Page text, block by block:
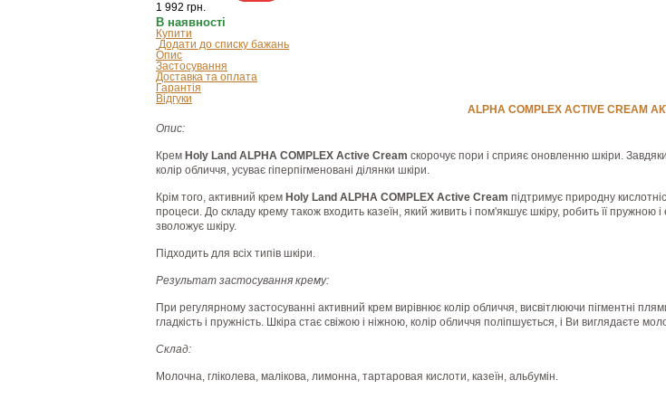
1 992 грн.
В наявності
Купити
Додати до списку бажань
Опис
Застосування
Доставка та оплата
Гарантія
Відгуки
ALPHA COMPLEX ACTIVE СREAM
Опис:
Крем Holy Land ALPHA COMPLEX Active Сream скорочує пори і сприяє оновленню шкіри.
колір обличчя, усуває гіперпігменовані ділянки шкіри.
Крім того, активний крем Holy Land ALPHA COMPLEX Active Сream підтримує природну
процеси. До складу крему також входить казеїн, який живить і пом'якшує шкіру, робить її пружною
зволожує шкіру.
Підходить для всіх типів шкіри.
Результат застосування крему:
При регулярному застосуванні активний крем вирівнює колір обличчя, висвітлюючи пігментні
гладкість і пружність. Шкіра стає свіжою і ніжною, колір обличчя поліпшується, і Ви виглядаєте
Склад:
Молочна, гліколева, малікова, лимонна, тартаровая кислоти, казеїн, альбумін.